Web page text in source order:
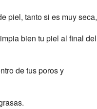
piel, tanto si es muy seca,
bien tu piel al final del
de tus poros y